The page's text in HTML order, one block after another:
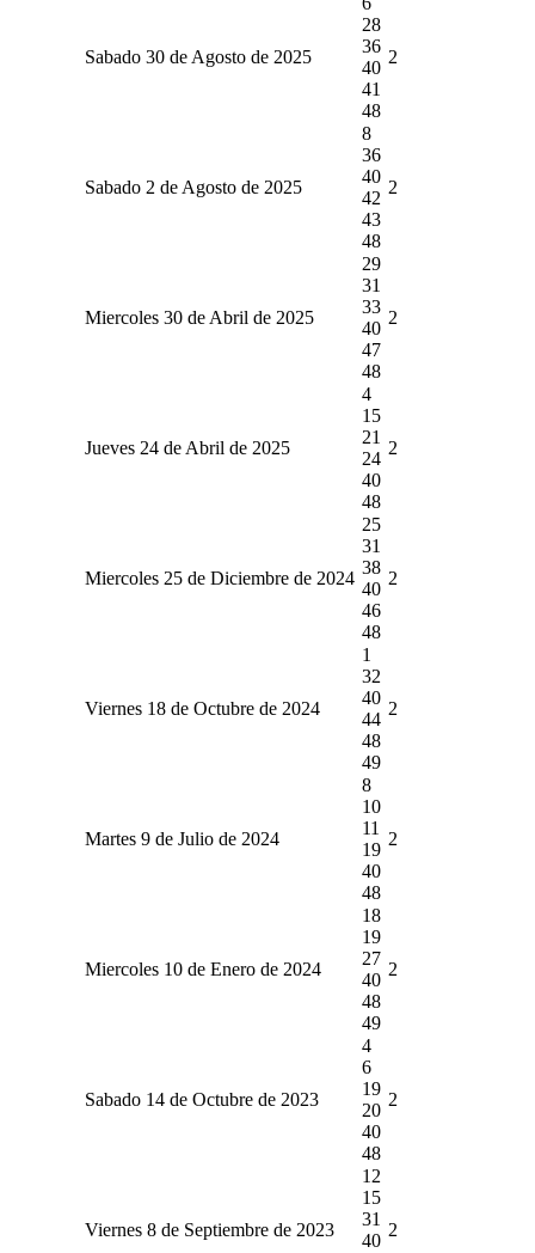
Sabado 30 de Agosto de 2025
28
36
40
41
48
2
Sabado 2 de Agosto de 2025
8
36
40
42
43
48
2
Miercoles 30 de Abril de 2025
29
31
33
40
47
48
2
Jueves 24 de Abril de 2025
4
15
21
24
40
48
2
Miercoles 25 de Diciembre de 2024
25
31
38
40
46
48
2
Viernes 18 de Octubre de 2024
1
32
40
44
48
49
2
Martes 9 de Julio de 2024
8
10
11
19
40
48
2
Miercoles 10 de Enero de 2024
18
19
27
40
48
49
2
Sabado 14 de Octubre de 2023
4
6
19
20
40
48
2
Viernes 8 de Septiembre de 2023
12
15
31
40
2